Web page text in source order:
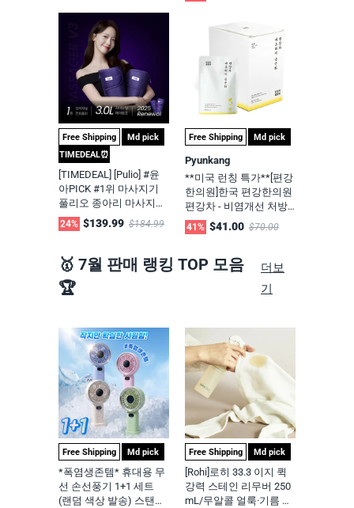
발]
Free Shipping
Md pick
TIMEDEAL⏰
[TIMEDEAL] [Pulio] #윤
아PICK #1위 마사지기
풀리오 종아리 마사지기
V3 3중 에어셀 기술 Calf
Massager V3
24% $139.99 $184.99
Free Shipping Md pick
Pyunkang
**미국 런칭 특가**[편강
한의원]한국 편강한의원
편강차 - 비염개선 처방
배도라지 금은화 (80ml*
10개) 2개 세트- 한국 스
제조
41% $41.00 $70.00
🥇 7월 판매 랭킹 TOP 모음
🏆
더보
기
Free Shipping Md pick
*폭염생존템* 휴대용 무
선 손선풍기 1+1 세트
(랜덤 색상 발송) 스탠드
Free Shipping Md pick
[Rohi]로히 33.3 이지 퀵
강력 스테인 리무버 250
mL/무알콜 얼룩·기름 분